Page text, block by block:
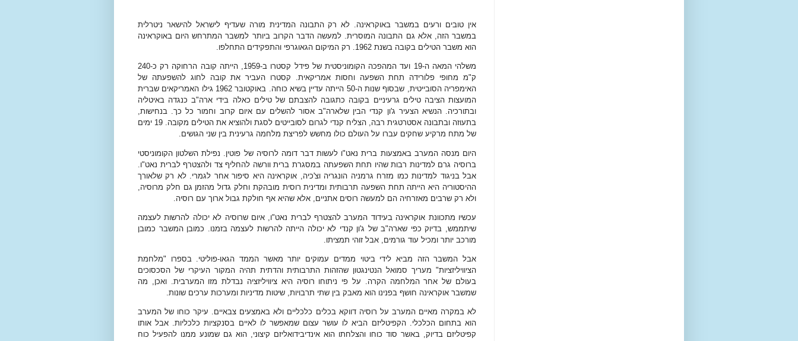
אין טובים ורעים במשבר באוקראינה. לא רק התבונה המדינית מורה שעדיף לישראל להישאר ניטרלית
במשבר הזה, אלא גם התבונה המוסרית. למעשה הדבר הקרוב ביותר למשבר המתרחש היום באוקראינה
הוא משבר הטילים בקובה בשנת 1962. רק המיקום הגאוגרפי והתפקידים התחלפו.
משלהי המאה ה-19 ועד המהפכה הקומוניסטית של פידל קסטרו ב-1959, הייתה קובה הרחוקה רק כ-240
ק"מ מחופי פלורידה תחת השפעה וחסות אמריקאית. קסטרו העביר את קובה לחוג להשפעתה של
האימפריה הסובייטית, שבסוף שנות ה-50 הייתה עדיין בשיא כוחה. באוקטובר 1962 גילו האמריקאים שברית
המועצות הציבה טילים גרעיניים בקובה כתגובה להצבתם של טילים כאלה בידי ארה"ב כנגדה באיטליה
ובתורכיה. הנשיא הצעיר ג'ון קנדי הבין שלארה"ב אסור להשלים עם איום קרוב וחמור כל כך. בנחישות,
בתעוזה ובתבונה אסטרטגית רבה, הצליח קנדי לגרום לסובייטים לסגת ולהוציא את הטילים מקובה. 19 ימים
של מתח מרקיע שחקים עברו על העולם כולו מחשש לפריצת מלחמה גרעינית בין שני הגושים.
היום מנסה המערב באמצעות ברית נאט"ו לעשות דבר דומה לרוסיה של פוטין. נפילת השלטון הקומוניסטי
ברוסיה גרם למדינות רבות שהיו תחת השפעתה במסגרת ברית וורשה להחליף צד ולהצטרף לברית נאט"ו.
אבל בניגוד למדינות כמו מזרח גרמניה הונגריה וצ'כיה, אוקראינה היא סיפור אחר לגמרי. לא רק שלאורך
ההיסטוריה היא הייתה תחת השפעה תרבותית ומדינית רוסית מובהקת וחלק גדול מהזמן גם חלק מרוסיה,
ולא רק שרבים מאזרחיה הם למעשה רוסים אתניים, אלא שהיא אף חולקת גבול ארוך עם רוסיה.
עכשיו מתכוונת אוקראינה בעידוד המערב להצטרף לברית נאט"ו, איום שרוסיה לא יכולה להרשות לעצמה
שיתממש, בדיוק כפי שארה"ב של ג'ון קנדי לא יכולה הייתה להרשות לעצמה בזמנו. כמובן המשבר כמובן
מורכב יותר ומכיל עוד גורמים, אבל זוהי תמציתו.
אבל המשבר הזה מביא לידי ביטוי ממדים עמוקים יותר מאשר הממד הגאו-פוליטי. בספרו "מלחמת
הציוויליזציות" מעריך סמואל הנטינגטון שהזהות התרבותית והדתית תהיה המקור העיקרי של הסכסוכים
בעולם של אחר המלחמה הקרה. על פי ניתוחו רוסיה היא ציוויליזציה נבדלת מזו המערבית. ואכן, מה
שמשבר אוקראינה חושף בפנינו הוא מאבק בין שתי תרבויות, שיטות מדיניות ומערכות ערכים שונות.
לא במקרה מאיים המערב על רוסיה דווקא בכלים כלכליים ולא באמצעים צבאיים. עיקר כוחו של המערב
הוא בתחום הכלכלי. הקפיטליזם הביא לו עושר עצום שמאפשר לו לאיים בסנקציות כלכליות. אבל אותו
קפיטליזם בדיוק, באשר סוד כוחו והצלחתו הוא אינדיבידואליזם קיצוני, הוא גם שמונע ממנו להפעיל כוח